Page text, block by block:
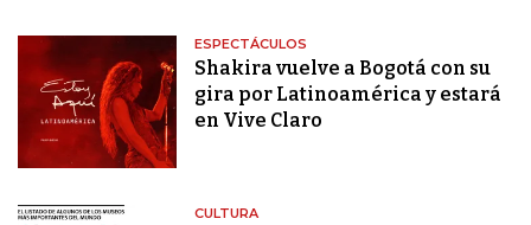
ESPECTÁCULOS
Shakira vuelve a Bogotá con su
gira por Latinoamérica y estará
en Vive Claro
CULTURA